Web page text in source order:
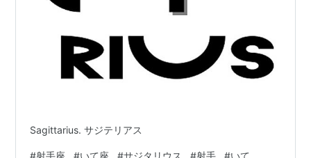
Sagittarius. サジテリアス